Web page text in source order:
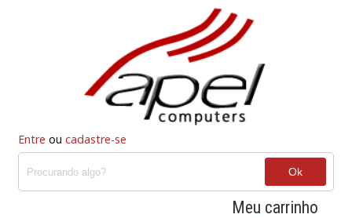
Entre ou cadastre-se
Meu carrinho